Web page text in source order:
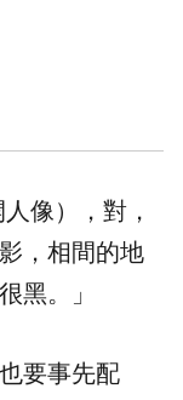
像），對，
，相間的地
黑。」
要事先配